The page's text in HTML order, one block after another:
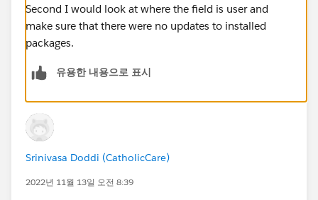
Second I would look at where the field is user and
make sure that there were no updates to installed
packages.
유용한 내용으로 표시
Srinivasa Doddi (CatholicCare)
2022년 11월 13일 오전 8:39